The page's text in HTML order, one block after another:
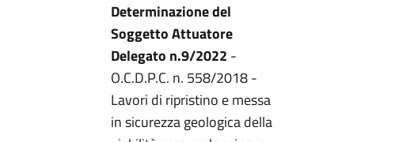
Determinazione del
Soggetto Attuatore
Delegato n.9/2022 -
O.C.D.P.C. n. 558/2018 -
Lavori di ripristino e messa
in sicurezza geologica della